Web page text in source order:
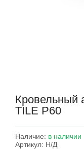
Кровельный
TILE P60
Наличие: в наличии
Артикул: Н/Д